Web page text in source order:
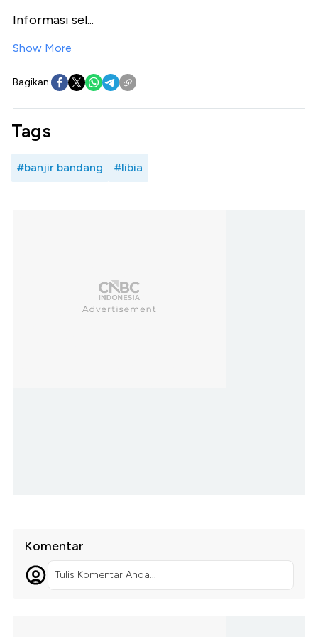
Informasi sel...
Show More
Bagikan:
Tags
#banjir bandang #libia
Komentar
Tulis Komentar Anda...